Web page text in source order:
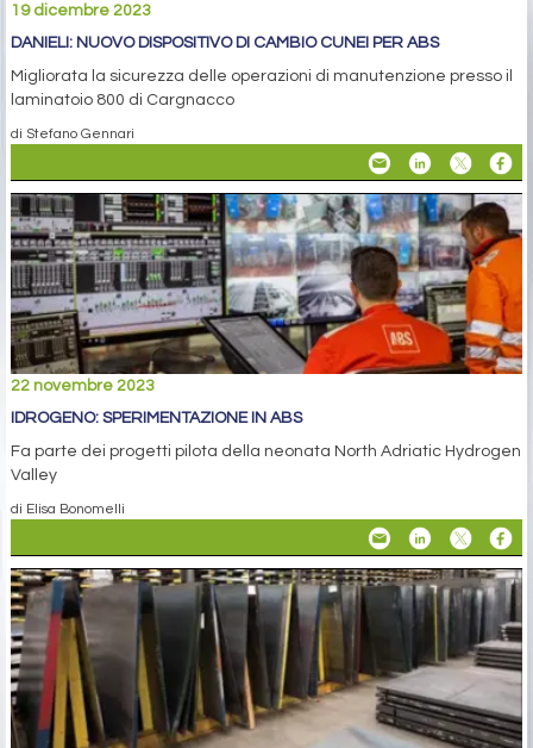
19 dicembre 2023
DANIELI: NUOVO DISPOSITIVO DI CAMBIO CUNEI PER ABS
Migliorata la sicurezza delle operazioni di manutenzione presso il
laminatoio 800 di Cargnacco
di Stefano Gennari
22 novembre 2023
IDROGENO: SPERIMENTAZIONE IN ABS
Fa parte dei progetti pilota della neonata North Adriatic Hydrogen
Valley
di Elisa Bonomelli